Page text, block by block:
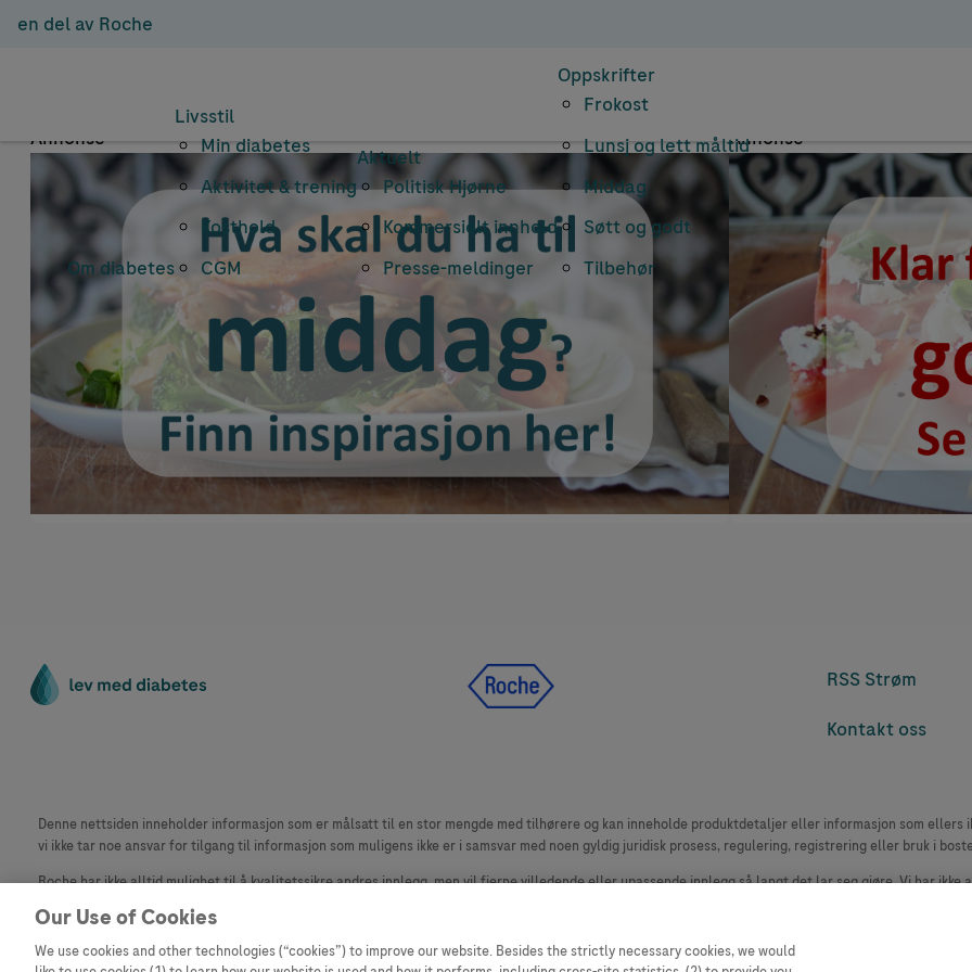
en del av Roche
Om diabetes
Livsstil
Min diabetes
Aktivitet & trening
Kosthold
CGM
Aktuelt
Politisk Hjørne
Kommersielt innhold
Presse-meldinger
Oppskrifter
Frokost
Lunsj og lett måltid
Middag
Søtt og godt
Tilbehør
Emnearkiv: varm
Annonse Annonse
RSS Strøm
Kontakt oss
Denne nettsiden inneholder informasjon som er målsatt til en stor mengde med tilhørere og kan inneholde produktdetaljer eller informasjon som
vi ikke tar noe ansvar for tilgang til informasjon som muligens ikke er i samsvar med noen gyldig juridisk prosess, regulering, registrering eller bruk i
Roche har ikke alltid mulighet til å kvalitetssikre andres innlegg, men vil fjerne villedende eller upassende innlegg så langt det lar seg gjøre. Vi har ikke
materiale fra dette nettstedet for bruk annet sted er ikke tillatt uten avtale. Nettstedet selger plass til annonsører, og slikt innhold er merket.
Our Use of Cookies
We use cookies and other technologies (“cookies”) to improve our website. Besides the strictly necessary cookies, we would